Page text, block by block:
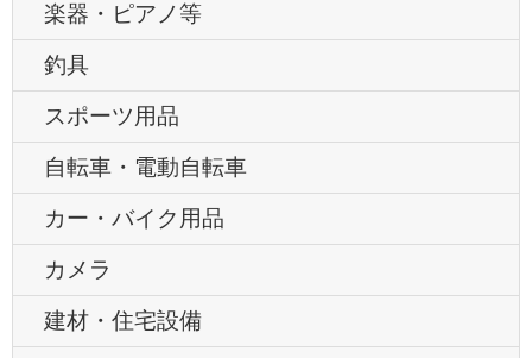
楽器・ピアノ等
釣具
スポーツ用品
自転車・電動自転車
カー・バイク用品
カメラ
建材・住宅設備